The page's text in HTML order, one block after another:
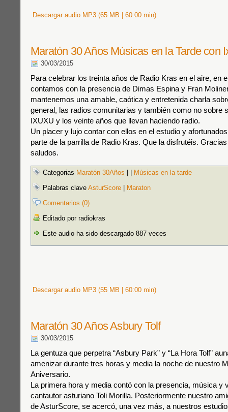
Descargar audio MP3 (65 MB | 60:00 min)
Maratón 30 Años Músicas en la Tarde con
30/03/2015
Para celebrar los treinta años de Radio Kras en el aire, en
contamos con la presencia de Dimas Espina y Fran
mantenemos una amable, caótica y entretenida charla
general, las radios comunitarias y también como no sobre
IXUXU y los veinte años que llevan haciendo radio.
Un placer y lujo contar con ellos en el estudio y
parte de la parrilla de Radio Kras. Que la disfrutéis.
saludos.
Categorias Maratón 30Años
Músicas en la tarde
Palabras clave AsturScore
Maraton
Comentarios (0)
Editado por radiokras
Este audio ha sido descargado 887 veces
Descargar audio MP3 (55 MB | 60:00 min)
Maratón 30 Años Asbury Tolf
30/03/2015
La gentuza que perpetra “Asbury Park” y “La Hora Tolf”
amenizar durante tres horas y media la noche de nuestro
Aniversario.
La primera hora y media contó con la presencia, música y
cantautor asturiano Toli Morilla. Posteriormente nuestro
de AsturScore, se acercó, una vez más, a nuestros